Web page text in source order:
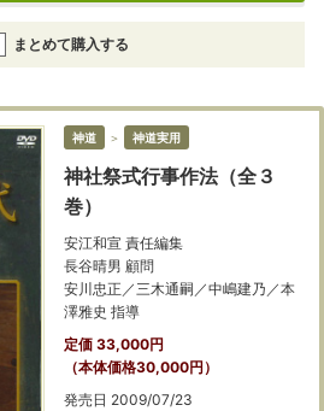
まとめて購入する
神道 ＞ 神道実用
神社祭式行事作法（全３
巻）
安江和宣 責任編集
長谷晴男 顧問
安川忠正／三木通嗣／中嶋建乃／本
澤雅史 指導
定価 33,000円
（本体価格30,000円）
発売日 2009/07/23